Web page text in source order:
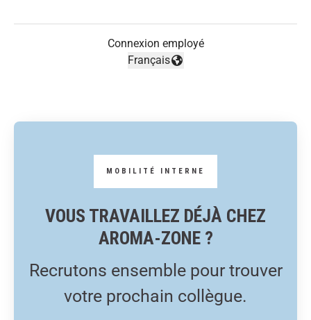
Connexion employé
Changer la langue
Français
VOUS TRAVAILLEZ DÉJÀ CHEZ
AROMA-ZONE ?
Recrutons ensemble pour trouver
votre prochain collègue.